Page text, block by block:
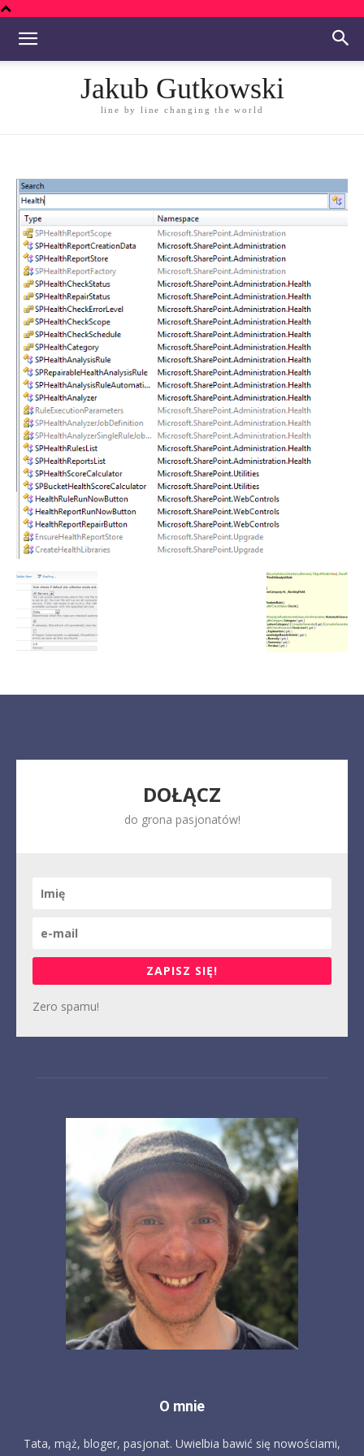
Jakub Gutkowski
line by line changing the world
DOŁĄCZ
do grona pasjonatów!
ZAPISZ SIĘ!
Zero spamu!
O mnie
Tata, mąż, bloger, pasjonat. Uwielbia bawić się nowościami,